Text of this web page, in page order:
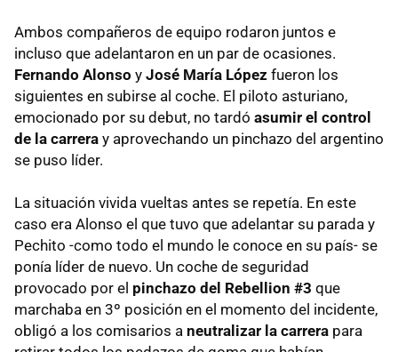
Ambos compañeros de equipo rodaron juntos e
incluso que adelantaron en un par de ocasiones.
Fernando Alonso y José María López fueron los
siguientes en subirse al coche. El piloto asturiano,
emocionado por su debut, no tardó asumir el control
de la carrera y aprovechando un pinchazo del argentino
se puso líder.
La situación vivida vueltas antes se repetía. En este
caso era Alonso el que tuvo que adelantar su parada y
Pechito -como todo el mundo le conoce en su país- se
ponía líder de nuevo. Un coche de seguridad
provocado por el pinchazo del Rebellion #3 que
marchaba en 3º posición en el momento del incidente,
obligó a los comisarios a neutralizar la carrera para